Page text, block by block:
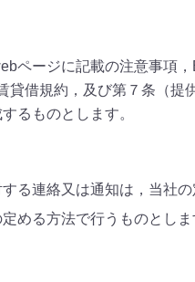
ページに記載の注意事項
借規約，及び第７条（提
るものとします。
連絡又は通知は，当社の
める方法で行うものとしま